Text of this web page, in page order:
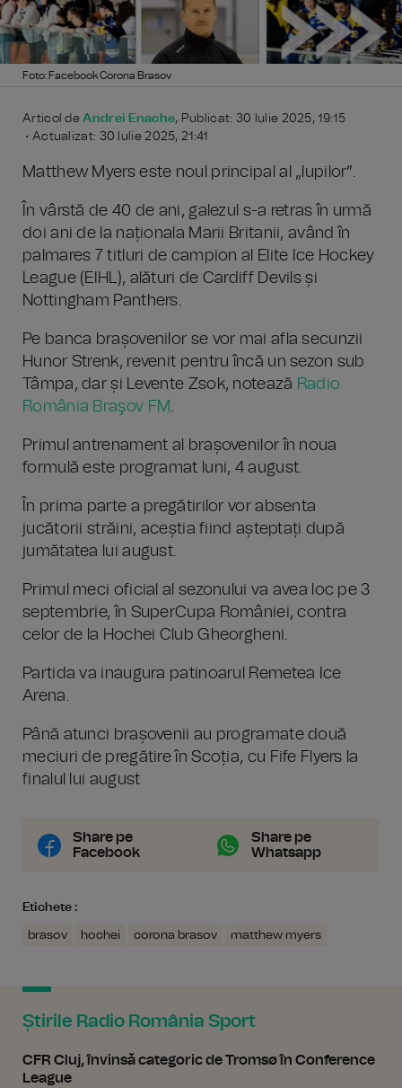
Foto: Facebook Corona Brasov
Articol deAndrei Enache, Publicat: 30 Iulie 2025, 19:15
• Actualizat: 30 Iulie 2025, 21:41
Matthew Myers este noul principal al „lupilor”.
În vârstă de 40 de ani, galezul s-a retras în urmă
doi ani de la naționala Marii Britanii, având în
palmares 7 titluri de campion al Elite Ice Hockey
League (EIHL), alături de Cardiff Devils și
Nottingham Panthers.
Pe banca brașovenilor se vor mai afla secunzii
Hunor Strenk, revenit pentru încă un sezon sub
Tâmpa, dar și Levente Zsok, notează Radio
România Braşov FM.
Primul antrenament al brașovenilor în noua
formulă este programat luni, 4 august.
În prima parte a pregătirilor vor absenta
jucătorii străini, aceștia fiind așteptați după
jumătatea lui august.
Primul meci oficial al sezonului va avea loc pe 3
septembrie, în SuperCupa României, contra
celor de la Hochei Club Gheorgheni.
Partida va inaugura patinoarul Remetea Ice
Arena.
Până atunci brașovenii au programate două
meciuri de pregătire în Scoția, cu Fife Flyers la
finalul lui august
Share pe
Facebook
Share pe
Whatsapp
Etichete :
brasov hochei corona brasov matthew myers
Știrile Radio România Sport
CFR Cluj, învinsă categoric de Tromsø în Conference
League